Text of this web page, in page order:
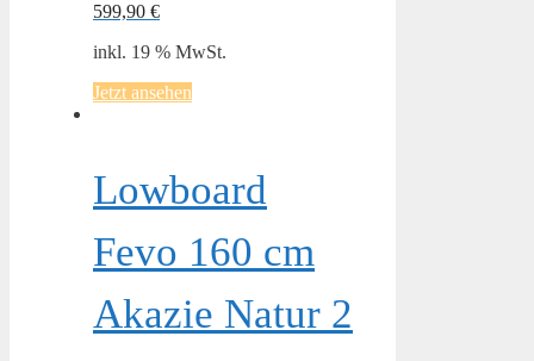
599,90 €
inkl. 19 % MwSt.
Jetzt ansehen
Lowboard
Fevo 160 cm
Akazie Natur 2